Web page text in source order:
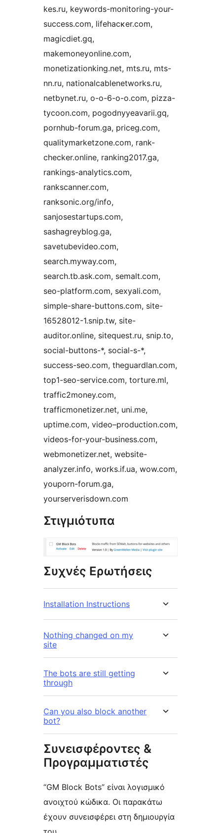
kes.ru, keywords-monitoring-your-
success.com, lifehacĸer.com,
magicdiet.gq,
makemoneyonline.com,
monetizationking.net, mts.ru, mts-
nn.ru, nationalcablenetworks.ru,
netbynet.ru, o-o-6-o-o.com, pizza-
tycoon.com, pogodnyyeavarii.gq,
pornhub-forum.ga, priceg.com,
qualitymarketzone.com, rank-
checker.online, ranking2017.ga,
rankings-analytics.com,
rankscanner.com,
ranksonic.org/info,
sanjosestartups.com,
sashagreyblog.ga,
savetubevideo.com,
search.myway.com,
search.tb.ask.com, semalt.com,
seo-platform.com, sexyali.com,
simple-share-buttons.com, site-
16528012-1.snip.tw, site-
auditor.online, sitequest.ru, snip.to,
social-buttons-*, social-s-*,
success-seo.com, theguardlan.com,
top1-seo-service.com, torture.ml,
traffic2money.com,
trafficmonetizer.net, uni.me,
uptime.com, video–production.com,
videos-for-your-business.com,
webmonetizer.net, website-
analyzer.info, works.if.ua, wow.com,
youporn-forum.ga,
yourserverisdown.com
Στιγμιότυπα
Συχνές Ερωτήσεις
Installation Instructions
Nothing changed on my
site
The bots are still getting
through
Can you also block another
bot?
Συνεισφέροντες &
Προγραμματιστές
“GM Block Bots” είναι λογισμικό
ανοιχτού κώδικα. Οι παρακάτω
έχουν συνεισφέρει στη δημιουργία